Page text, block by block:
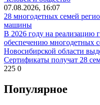
07.08.2026, 16:07
28 многодетных семей
машины
В 2026 году на реализацию
обеспечению многодетных
Новосибирской области
Сертификаты получат 28
225 0
Популярное